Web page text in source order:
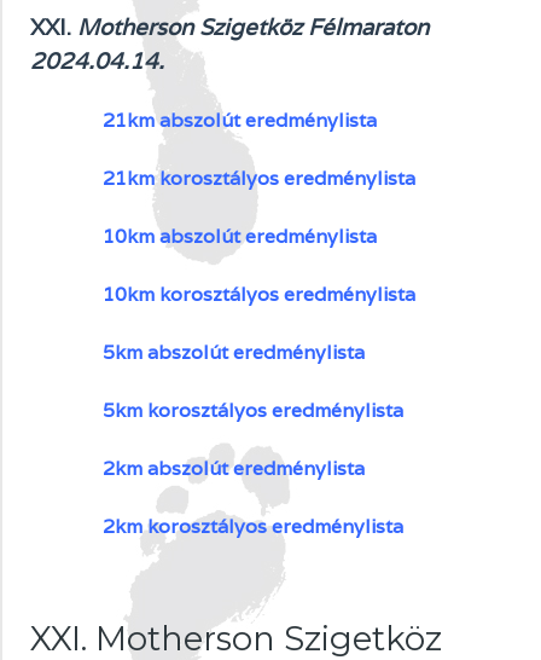
XXI. Motherson Szigetköz Félmaraton
2024.04.14.
21km abszolút eredménylista
21km korosztályos eredménylista
10km abszolút eredménylista
10km korosztályos eredménylista
5km abszolút eredménylista
5km korosztályos eredménylista
2km abszolút eredménylista
2km korosztályos eredménylista
XXI. Motherson Szigetköz